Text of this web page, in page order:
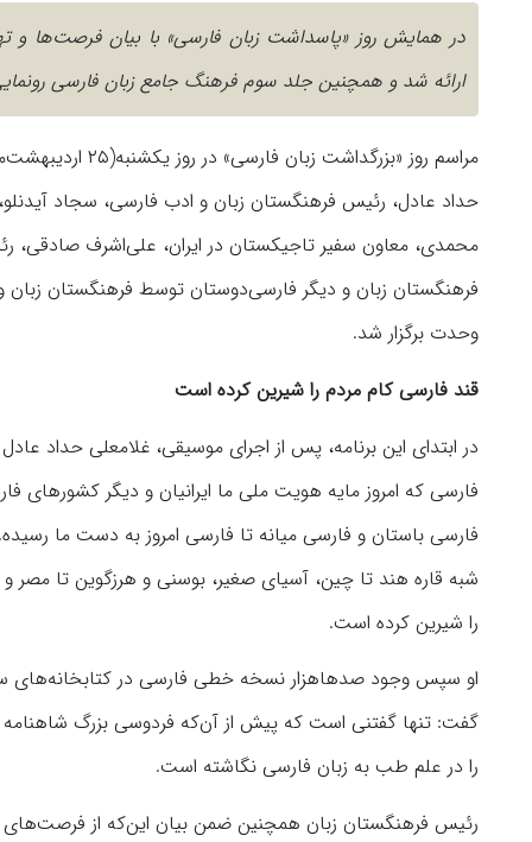
در همایش روز «پاسداشت زبان فارسی» با بیان فرصت‌ها
ارائه شد و همچنین جلد سوم فرهنگ جامع زبان فارسی
حداد عادل، رئیس فرهنگستان زبان و ادب فارسی، سجاد
محمدی، معاون سفیر تاجیکستان در ایران، علی‌اشرف
فرهنگستان زبان و دیگر فارسی‌دوستان توسط فرهنگستان زبان
وحدت برگزار شد.
قند فارسی کام مردم را شیرین کرده است
در ابتدای این برنامه، پس از اجرای موسیقی، غلامعلی حداد
فارسی که امروز مایه هویت ملی ما ایرانیان و دیگر کشورهای
فارسی باستان و فارسی میانه تا فارسی امروز به دست ما
شبه قاره هند تا چین، آسیای صغیر، بوسنی و هرزگوین تا مصر
را شیرین کرده است.
او سپس وجود صدهاهزار نسخه خطی فارسی در کتابخانه‌های
را در علم طب به زبان فارسی نگاشته است.
رئیس فرهنگستان زبان همچنین ضمن بیان این‌که از فرصت‌های